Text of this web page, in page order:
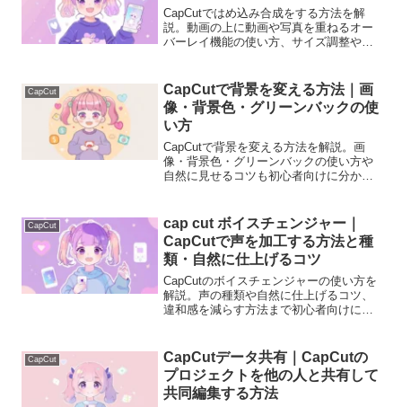
CapCutではめ込み合成をする方法を解
説。動画の上に動画や写真を重ねるオー
バーレイ機能の使い方、サイズ調整や配
CapCut
CapCutで背景を変える方法｜画
像・背景色・グリーンバックの使
い方
CapCutで背景を変える方法を解説。画
像・背景色・グリーンバックの使い方や
自然に見せるコツも初心者向けに分かり
CapCut
cap cut ボイスチェンジャー｜
CapCutで声を加工する方法と種
類・自然に仕上げるコツ
CapCutのボイスチェンジャーの使い方を
解説。声の種類や自然に仕上げるコツ、
違和感を減らす方法まで初心者向けに説
CapCut
CapCutデータ共有｜CapCutの
プロジェクトを他の人と共有して
共同編集する方法